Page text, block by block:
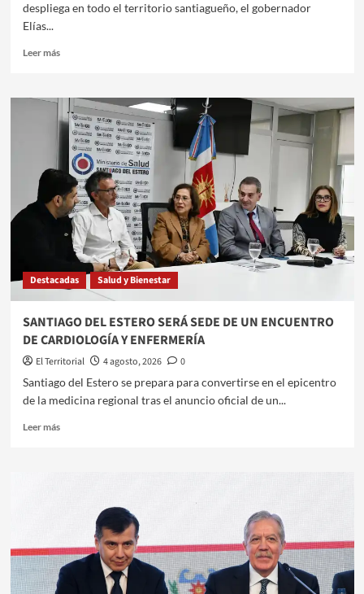
despliega en todo el territorio santiagueño, el gobernador
Elías...
Leer másLeer
EL
GOBERNADOR
ELÍAS
SUÁREZ
INAUGURÓ
UN
ACUEDUCTO
Y
VIVIENDAS
SOCIALES
SIMBOL
FRANCIA
Destacadas Salud y Bienestar
SANTIAGO DEL ESTERO SERÁ SEDE DE UN ENCUENTRO
DE CARDIOLOGÍA Y ENFERMERÍA
El Territorial 4 agosto, 2026
0
​Santiago del Estero se prepara para convertirse en el epicentro
de la medicina regional tras el anuncio oficial de un...
Leer másLeer
DE
UN
ENCUENTRO